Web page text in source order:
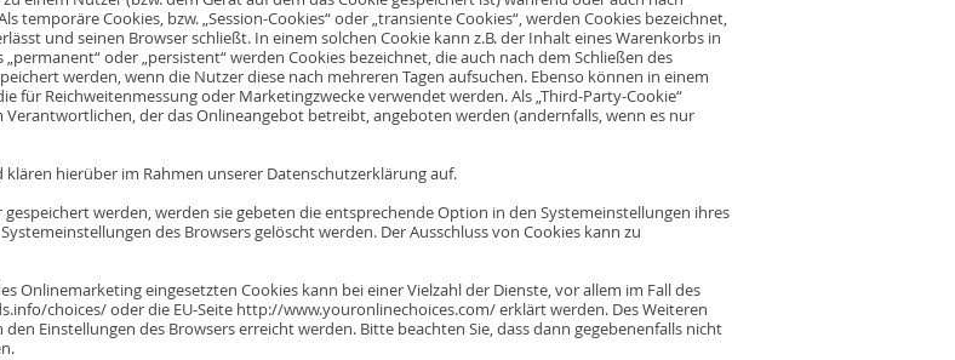
temporäre Cookies, bzw. „Session-Cookies“ oder „transiente Cookies“, werden Cookies bezeichnet,
und seinen Browser schließt. In einem solchen Cookie kann z.B. der Inhalt eines Warenkorbs in
oder „persistent“ werden Cookies bezeichnet, die auch nach dem Schließen des
werden, wenn die Nutzer diese nach mehreren Tagen aufsuchen. Ebenso können in einem
für Reichweitenmessung oder Marketingzwecke verwendet werden. Als „Third-Party-Cookie“
der das Onlineangebot betreibt, angeboten werden (andernfalls, wenn es nur
hierüber im Rahmen unserer Datenschutzerklärung auf.
werden, werden sie gebeten die entsprechende Option in den Systemeinstellungen ihres
des Browsers gelöscht werden. Der Ausschluss von Cookies kann zu
Onlinemarketing eingesetzten Cookies kann bei einer Vielzahl der Dienste, vor allem im Fall des
choices/ oder die EU-Seite http://www.youronlinechoices.com/ erklärt werden. Des Weiteren
Einstellungen des Browsers erreicht werden. Bitte beachten Sie, dass dann gegebenenfalls nicht